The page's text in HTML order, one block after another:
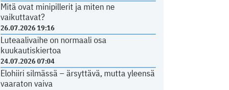
Mitä ovat minipillerit ja miten ne
vaikuttavat?
26.07.2026 19:16
Luteaalivaihe on normaali osa
kuukautiskiertoa
24.07.2026 07:04
Elohiiri silmässä – ärsyttävä, mutta yleensä
vaaraton vaiva